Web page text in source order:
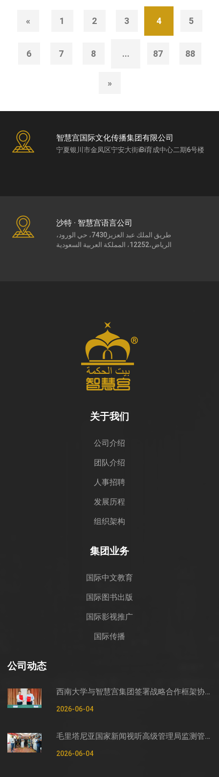
« 1 2 3 4 5
6 7 8 ... 87 88
»
智慧宫国际文化传播集团有限公司
宁夏银川市金凤区宁安大街iBi育成中心二期6号楼
沙特 · 智慧宫语言公司
طريق الملك عبد العزيز7430، حي الورود،
الرياض،12252، المملكة العربية السعودية
关于我们
公司介绍
团队介绍
人事招聘
发展历程
组织架构
集团业务
国际中文教育
国际图书出版
国际影视推广
国际传播
公司动态
西南大学与智慧宫集团签署战略合作框架协议
2026-06-04
毛里塔尼亚国家新闻视听高级管理局监测管控司司长穆罕默德·哈桑·埃萨利姆一行莅临智慧宫调研
2026-06-04